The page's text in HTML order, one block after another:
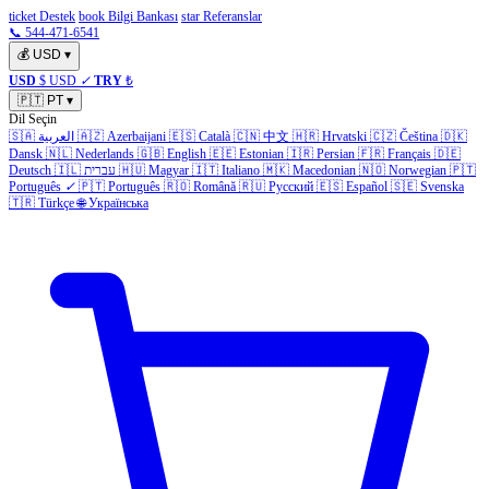
ticket Destek book Bilgi Bankası star Referanslar
📞 544-471-6541
💰 USD ▾
USD $ USD ✓ TRY ₺
🇵🇹 PT ▾
Dil Seçin
🇸🇦 العربية 🇦🇿 Azerbaijani 🇪🇸 Català 🇨🇳 中文 🇭🇷 Hrvatski 🇨🇿 Čeština 🇩🇰
Dansk 🇳🇱 Nederlands 🇬🇧 English 🇪🇪 Estonian 🇮🇷 Persian 🇫🇷 Français 🇩🇪
Deutsch 🇮🇱 עברית 🇭🇺 Magyar 🇮🇹 Italiano 🇲🇰 Macedonian 🇳🇴 Norwegian 🇵🇹
Português ✓ 🇵🇹 Português 🇷🇴 Română 🇷🇺 Русский 🇪🇸 Español 🇸🇪 Svenska
🇹🇷 Türkçe 🌐 Українська